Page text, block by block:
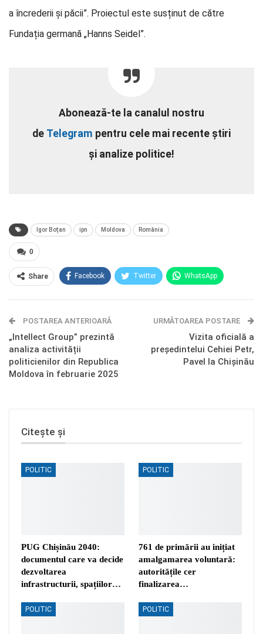
a încrederii și păcii”. Proiectul este susținut de către
Fundația germană „Hanns Seidel”.
Abonează-te la canalul nostru
de Telegram pentru cele mai recente știri
și analize politice!
Igor Boțan ipn Moldova România
0
Share Facebook Twitter WhatsApp
Telegram OK.ru
POSTAREA ANTERIOARĂ
„Intellect Group” prezintă
analiza activității
politicienilor din Republica
Moldova în februarie 2025
URMĂTOAREA POSTARE
Vizita oficială a
președintelui Cehiei Petr,
Pavel la Chișinău
Citește și
POLITIC
PUG Chișinău 2040:
documentul care va decide
dezvoltarea
infrastructurii, spațiilor…
POLITIC
761 de primării au inițiat
amalgamarea voluntară:
autoritățile cer
finalizarea…
POLITIC POLITIC